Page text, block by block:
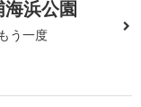
海浜公園
う一度